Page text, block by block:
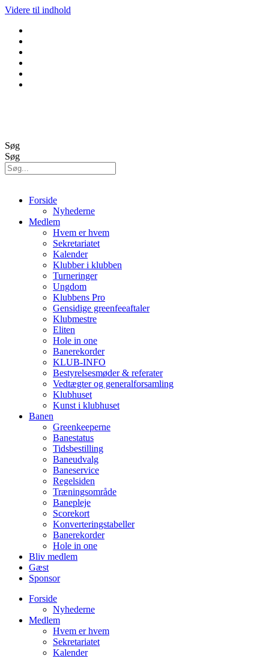
Videre til indhold
Søg
Søg
Forside
Nyhederne
Medlem
Hvem er hvem
Sekretariatet
Kalender
Klubber i klubben
Turneringer
Ungdom
Klubbens Pro
Gensidige greenfeeaftaler
Klubmestre
Eliten
Hole in one
Banerekorder
KLUB-INFO
Bestyrelsesmøder & referater
Vedtægter og generalforsamling
Klubhuset
Kunst i klubhuset
Banen
Greenkeeperne
Banestatus
Tidsbestilling
Baneudvalg
Baneservice
Regelsiden
Træningsområde
Banepleje
Scorekort
Konverteringstabeller
Banerekorder
Hole in one
Bliv medlem
Gæst
Sponsor
Forside
Nyhederne
Medlem
Hvem er hvem
Sekretariatet
Kalender